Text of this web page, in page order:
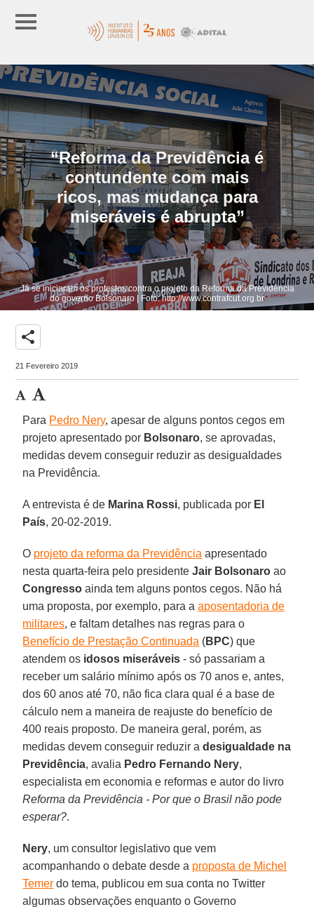
“Reforma da Previdência é
contundente com mais
ricos, mas mudança para
miseráveis é abrupta”
Já se iniciaram os protestos contra o projeto da Reforma da Previdência
do governo Bolsonaro | Foto: http://www.contrafcut.org.br
share
21 Fevereiro 2019
Para Pedro Nery, apesar de alguns pontos cegos em
projeto apresentado por Bolsonaro, se aprovadas,
medidas devem conseguir reduzir as desigualdades
na Previdência.
A entrevista é de Marina Rossi, publicada por El
País, 20-02-2019.
O projeto da reforma da Previdência apresentado
nesta quarta-feira pelo presidenteJair Bolsonaro ao
Congresso ainda tem alguns pontos cegos. Não há
uma proposta, por exemplo, para aaposentadoria de
militares, e faltam detalhes nas regras para o
Benefício de Prestação Continuada (BPC) que
atendem os idosos miseráveis - só passariam a
receber um salário mínimo após os 70 anos e, antes,
dos 60 anos até 70, não fica clara qual é a base de
cálculo nem a maneira de reajuste do benefício de
400 reais proposto. De maneira geral, porém, as
medidas devem conseguir reduzir adesigualdade na
Previdência, avalia Pedro Fernando Nery,
especialista em economia e reformas e autor do livro
Reforma da Previdência - Por que o Brasil não pode
esperar?.
Nery, um consultor legislativo que vem
acompanhando o debate desde a proposta de Michel
Temer do tema, publicou em sua conta no Twitter
algumas observações enquanto o Governo